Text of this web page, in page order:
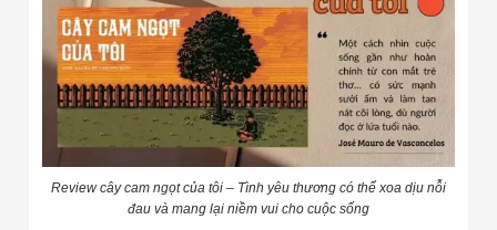
Review cây cam ngọt của tôi – Tình yêu thương có thể xoa dịu nỗi
đau và mang lại niềm vui cho cuộc sống